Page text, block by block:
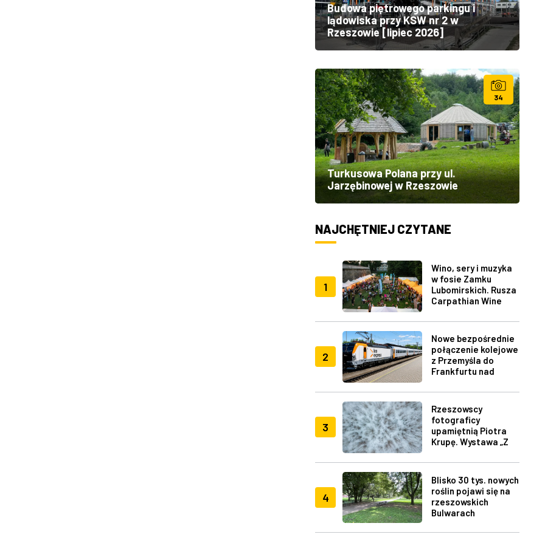
Budowa piętrowego parkingu i
lądowiska przy KSW nr 2 w
Rzeszowie [lipiec 2026]
34
Turkusowa Polana przy ul.
Jarzębinowej w Rzeszowie
NAJCHĘTNIEJ CZYTANE
1
Wino, sery i muzyka
w fosie Zamku
Lubomirskich. Rusza
Carpathian Wine
2
Nowe bezpośrednie
połączenie kolejowe
z Przemyśla do
Frankfurtu nad
3
Rzeszowscy
fotograficy
upamiętnią Piotra
Krupę. Wystawa „Z
4
Blisko 30 tys. nowych
roślin pojawi się na
rzeszowskich
Bulwarach